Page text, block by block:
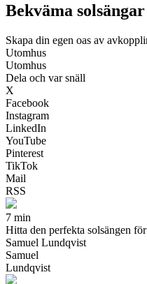
Bekväma
Skapa din egen oas av
Utomhus
Utomhus
Dela och var snäll
X
Facebook
Instagram
LinkedIn
YouTube
Pinterest
TikTok
Mail
RSS
7 min
Hitta den perfekta solsängen
Samuel Lundqvist
Samuel
Lundqvist